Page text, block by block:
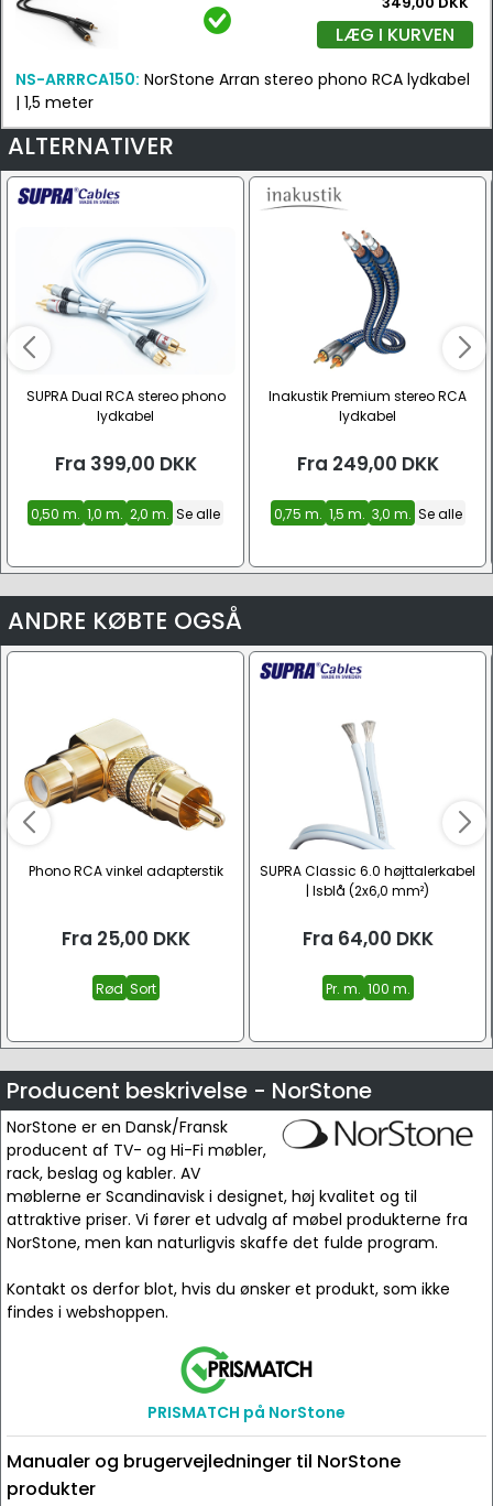
LÆG I KURVEN
NS-ARRRCA150: NorStone Arran stereo phono RCA lydkabel
| 1,5 meter
ALTERNATIVER
SUPRA Dual RCA stereo phono
lydkabel
Fra 399,00 DKK
0,50 m. 1,0 m. 2,0 m. Se alle
Inakustik Premium stereo RCA
lydkabel
Fra 249,00 DKK
0,75 m. 1,5 m. 3,0 m. Se alle
ANDRE KØBTE OGSÅ
Phono RCA vinkel adapterstik
Fra 25,00 DKK
Rød Sort
SUPRA Classic 6.0 højttalerkabel
| Isblå (2x6,0 mm²)
Fra 64,00 DKK
Pr. m. 100 m.
Producent beskrivelse - NorStone
NorStone er en Dansk/Fransk
producent af TV- og Hi-Fi møbler,
rack, beslag og kabler. AV
møblerne er Scandinavisk i designet, høj kvalitet og til
attraktive priser. Vi fører et udvalg af møbel produkterne fra
NorStone, men kan naturligvis skaffe det fulde program.
Kontakt os derfor blot, hvis du ønsker et produkt, som ikke
findes i webshoppen.
PRISMATCH på NorStone
Manualer og brugervejledninger til NorStone
produkter